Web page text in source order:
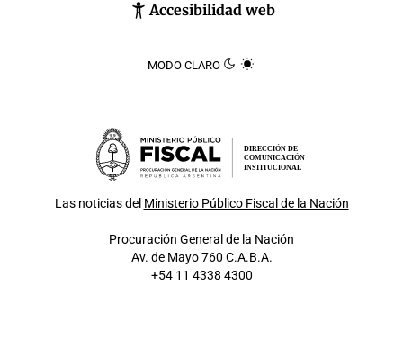
Accesibilidad web
MODO CLARO
DIRECCIÓN DE
COMUNICACIÓN
INSTITUCIONAL
Las noticias del Ministerio Público Fiscal de la Nación
Procuración General de la Nación
Av. de Mayo 760 C.A.B.A.
+54 11 4338 4300